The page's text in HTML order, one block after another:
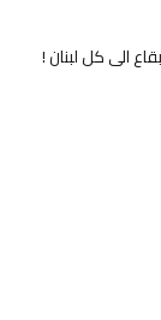
الى كل لبنان !